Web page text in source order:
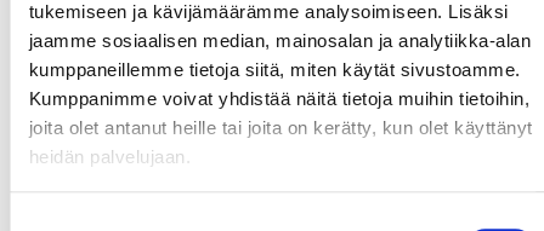
tukemiseen ja kävijämäärämme analysoimiseen. Lisäksi
jaamme sosiaalisen median, mainosalan ja analytiikka-alan
kumppaneillemme tietoja siitä, miten käytät sivustoamme.
Kumppanimme voivat yhdistää näitä tietoja muihin tietoihin,
joita olet antanut heille tai joita on kerätty, kun olet käyttänyt
heidän palvelujaan.